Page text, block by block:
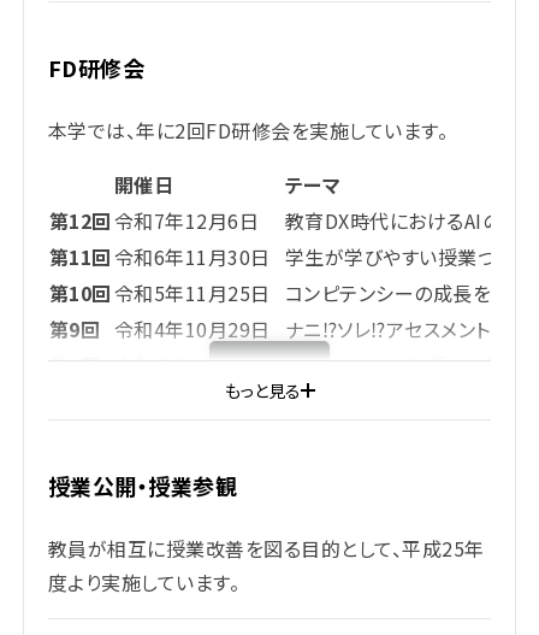
第27回FD
第3回FD・SD令和4年1月29日
狙われる大学生 ～学
令和3年6月26日
第24回
令和3年3月13日
令和2年度FD委員会の
第23回
令和2年9月12日
春期オンライン授業の
第22回
令和2年6月27日
オンライン授業実践報
第21回
令和元年7月13日
キャリア教育の意義と
平成31年3月16日
第19回
平成30年7月14日 初年次教育の意義と
第17回
平成29年7月15日
第15回
平成28年7月16日
アクティブ・ラーニング
第14回
平成28年3月12日
FD研修会
本学では、年に2回FD研修会を実施しています。
開催日
テーマ
第12回令和7年12月6日
教育DX時代におけるAIの現
第11回令和6年11月30日
学生が学びやすい授業づく
第10回令和5年11月25日
コンピテンシーの成長を導
第9回 令和4年10月29日
ナニ⁉ソレ⁉アセスメント・テ
第8回 令和元年11月30日 ケースメソッド教授法入門
平成30年11月24日学生の学修を促進するアクテ
第5回 平成28年12月3日
第3回 平成27年1月24日 大学教育の質保証システム
第2回 平成25年12月14日
第1回 平成24年12月22日カリキュラム可視化マップ作
もっと見る
授業公開・授業参観
教員が相互に授業改善を図る目的として、平成25年
度より実施しています。